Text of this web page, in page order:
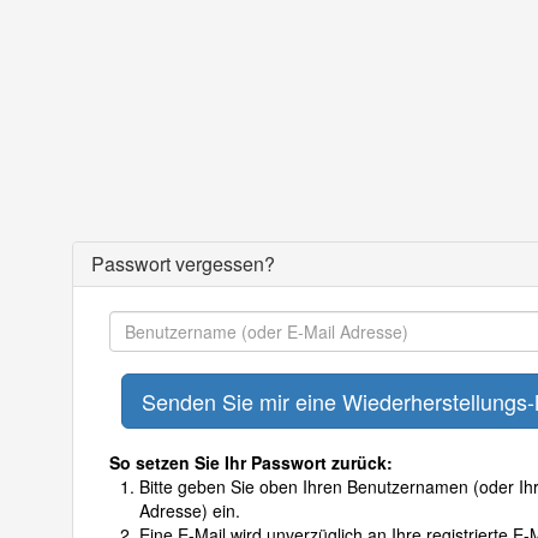
Passwort vergessen?
So setzen Sie Ihr Passwort zurück:
Bitte geben Sie oben Ihren Benutzernamen (oder
Adresse) ein.